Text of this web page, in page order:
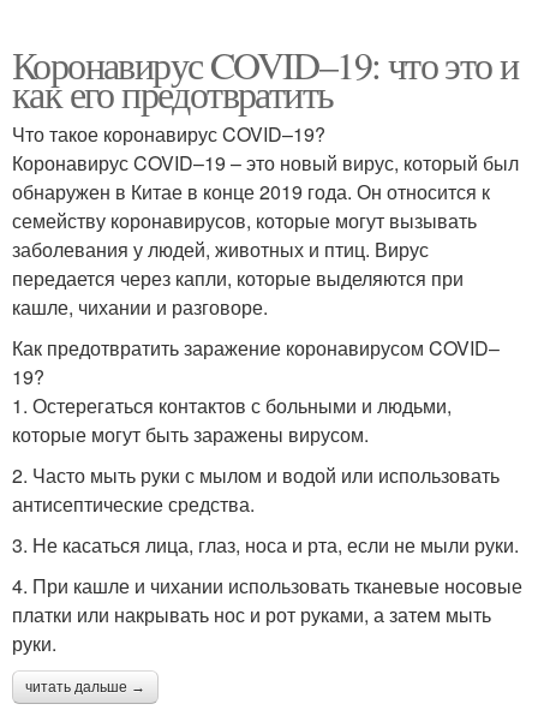
Коронавирус COVID–19: что это и
как его предотвратить
Что такое коронавирус COVID–19?
Коронавирус COVID–19 – это новый вирус, который был
обнаружен в Китае в конце 2019 года. Он относится к
семейству коронавирусов, которые могут вызывать
заболевания у людей, животных и птиц. Вирус
передается через капли, которые выделяются при
кашле, чихании и разговоре.
Как предотвратить заражение коронавирусом COVID–
19?
1. Остерегаться контактов с больными и людьми,
которые могут быть заражены вирусом.
2. Часто мыть руки с мылом и водой или использовать
антисептические средства.
3. Не касаться лица, глаз, носа и рта, если не мыли руки.
4. При кашле и чихании использовать тканевые носовые
платки или накрывать нос и рот руками, а затем мыть
руки.
читать дальше →